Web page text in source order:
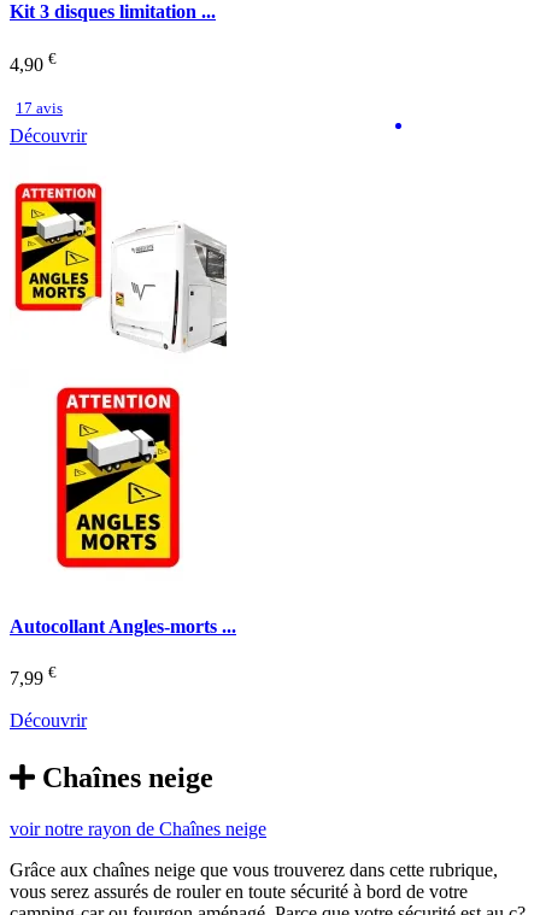
Kit 3 disques limitation ...
4,90 €
17 avis
Découvrir
Autocollant Angles-morts ...
7,99 €
Découvrir
Chaînes neige
voir notre rayon de Chaînes neige
Grâce aux chaînes neige que vous trouverez dans cette rubrique,
vous serez assurés de rouler en toute sécurité à bord de votre